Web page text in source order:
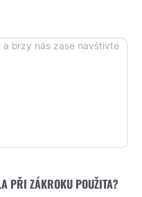
PŘI ZÁKROKU POUŽITA?